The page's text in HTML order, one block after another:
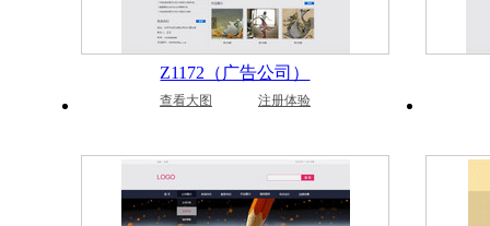
Z1172（广告公司）
查看大图 注册体验